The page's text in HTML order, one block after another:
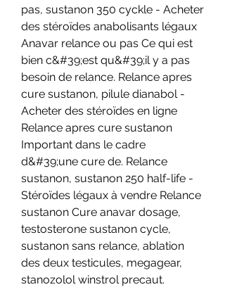
pas, sustanon 350 cyckle - Acheter
des stéroïdes anabolisants légaux
Anavar relance ou pas Ce qui est
bien c&#39;est qu&#39;il y a pas
besoin de relance. Relance apres
cure sustanon, pilule dianabol -
Acheter des stéroïdes en ligne
Relance apres cure sustanon
Important dans le cadre
d&#39;une cure de. Relance
sustanon, sustanon 250 half-life -
Stéroïdes légaux à vendre Relance
sustanon Cure anavar dosage,
testosterone sustanon cycle,
sustanon sans relance, ablation
des deux testicules, megagear,
stanozolol winstrol precaut.